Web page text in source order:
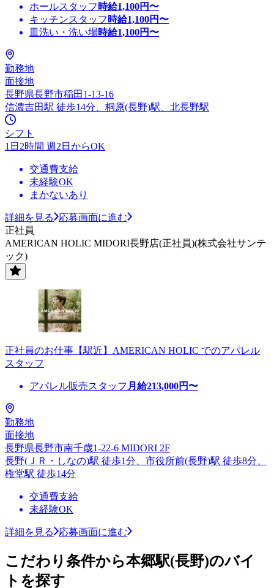
ホールスタッフ 時給1,100円〜
キッチンスタッフ 時給1,100円〜
皿洗い・洗い場時給1,100円〜
勤務地
面接地
長野県長野市稲田1-13-16
信濃吉田駅 徒歩14分、桐原(長野)駅、北長野駅
シフト
1日2時間 週2日からOK
交通費支給
未経験OK
まかないあり
詳細を見る
応募画面に進む
正社員
AMERICAN HOLIC MIDORI長野店(正社員)(株式会社サンテ
ック)
正社員のお仕事【駅近】AMERICAN HOLIC でのアパレル
スタッフ
アパレル販売スタッフ 月給213,000円〜
勤務地
面接地
長野県長野市南千歳1-22-6 MIDORI 2F
長野(ＪＲ・しなの)駅 徒歩1分、市役所前(長野)駅 徒歩8分、
権堂駅 徒歩14分
交通費支給
未経験OK
詳細を見る 応募画面に進む
こだわり条件から本郷駅(長野)のバイ
トを探す